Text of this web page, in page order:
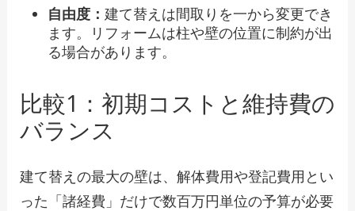
自由度： 建て替えは間取りを一から変更でき
ます。リフォームは柱や壁の位置に制約が出
る場合があります。
比較1：初期コストと維持費の
バランス
建て替えの最大の壁は、解体費用や登記費用とい
った「諸経費」だけで数百万円単位の予算が必要